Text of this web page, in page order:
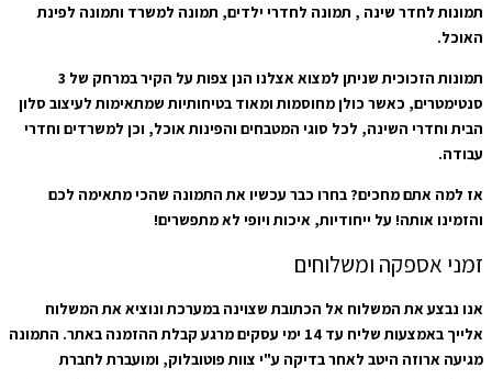
תמונות לחדר שינה , תמונה לחדרי ילדים, תמונה למשרד ותמונה לפינת
האוכל.
תמונות הזכוכית שניתן למצוא אצלנו הנן צפות על הקיר במרחק של 3
סנטימטרים, כאשר כולן מחוסמות ומאוד בטיחותיות שמתאימות לעיצוב סלון
הבית וחדרי השינה, לכל סוגי המטבחים והפינות אוכל, וכן למשרדים וחדרי
עבודה.
אז למה אתם מחכים? בחרו כבר עכשיו את התמונה שהכי מתאימה לכם
והזמינו אותה! על ייחודיות, איכות ויופי לא מתפשרים!
זמני אספקה ומשלוחים
אנו נבצע את המשלוח אל הכתובת שצוינה במערכת ונוציא את המשלוח
אלייך באמצעות שליח עד 14 ימי עסקים מרגע קבלת ההזמנה באתר. התמונה
מגיעה ארוזה היטב לאחר בדיקה ע"י צוות פוטובלוק, ומועברת לחברת